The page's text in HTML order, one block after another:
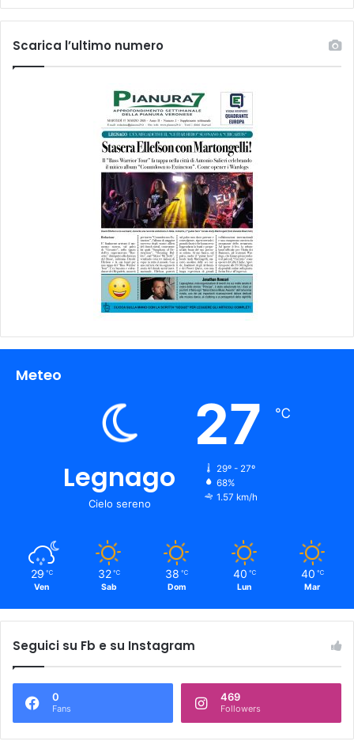
Scarica l’ultimo numero
Meteo
Legnago
Cielo sereno
27 ℃
29º - 27º
68%
1.57 km/h
29 ℃
Ven
32 ℃
Sab
38 ℃
Dom
40 ℃
Lun
40 ℃
Mar
Seguici su Fb e su Instagram
0
Fans
469
Followers